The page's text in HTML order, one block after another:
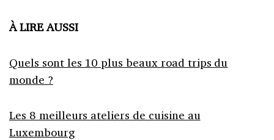
À LIRE AUSSI
Quels sont les 10 plus beaux road trips du
monde ?
Les 8 meilleurs ateliers de cuisine au
Luxembourg